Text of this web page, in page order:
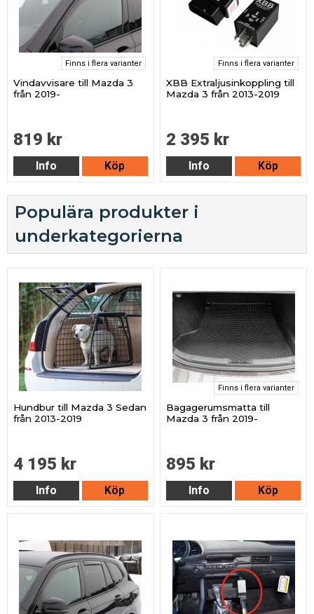
Finns i flera varianter
Vindavvisare till Mazda 3
från 2019-
819 kr
Info Köp
Finns i flera varianter
XBB Extraljusinkoppling till
Mazda 3 från 2013-2019
2 395 kr
Info Köp
Populära produkter i
underkategorierna
Hundbur till Mazda 3 Sedan
från 2013-2019
4 195 kr
Info Köp
Finns i flera varianter
Bagagerumsmatta till
Mazda 3 från 2019-
895 kr
Info Köp